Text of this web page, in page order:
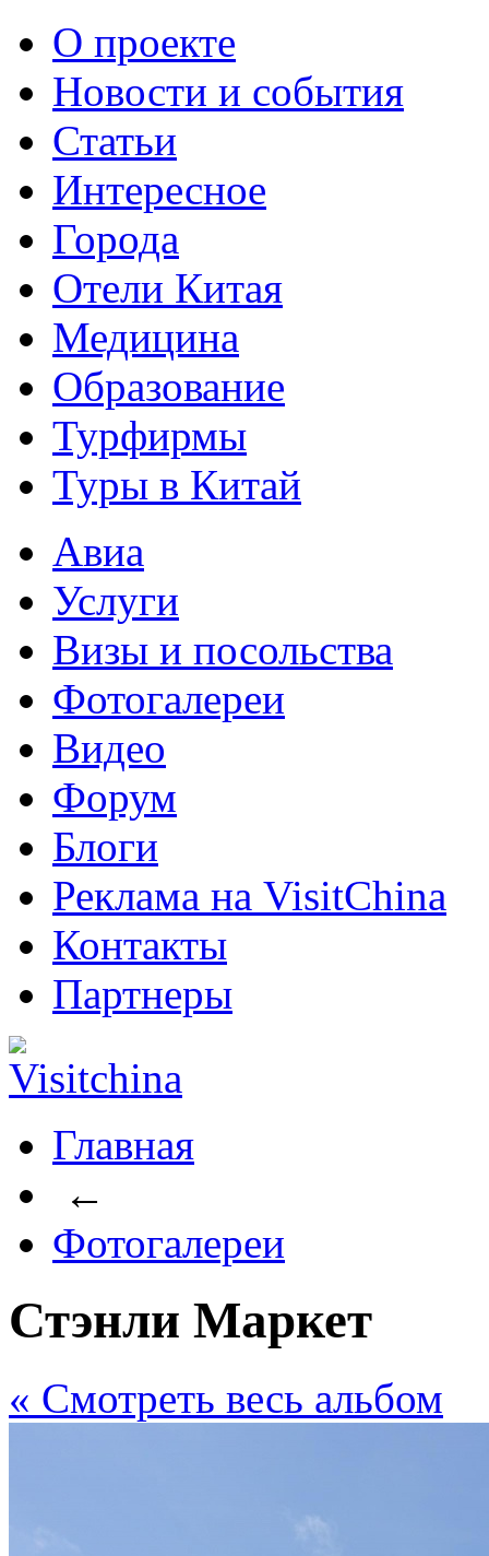
О проекте
Новости и события
Статьи
Интересное
Города
Отели Китая
Медицина
Образование
Турфирмы
Туры в Китай
Авиа
Услуги
Визы и посольства
Фотогалереи
Видео
Форум
Блоги
Реклама на VisitChina
Контакты
Партнеры
Главная
←
Фотогалереи
Стэнли Маркет
« Cмотреть весь альбом